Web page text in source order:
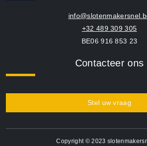
+32 489 309 305
BE06 916 853 23
Contacteer ons
Stel uw vraag
Copyright © 2023